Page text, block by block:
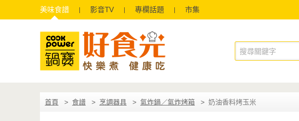
美味食譜 影音TV 專欄話題 市集
首頁 食譜 烹調器具 氣炸鍋／氣炸烤箱 奶油香料烤玉米